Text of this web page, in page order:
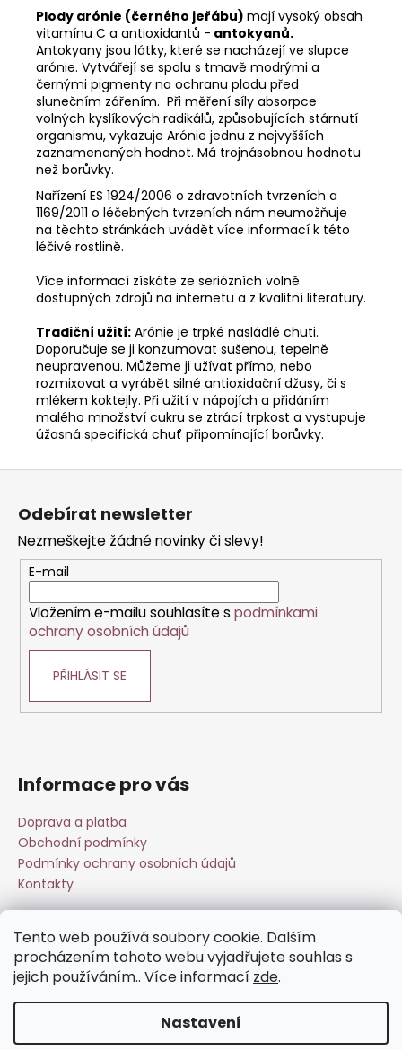
Tento web používá soubory cookie. Dalším
procházením tohoto webu vyjadřujete souhlas s
jejich používáním.. Více informací zde.
Nastavení
Plody arónie (černého jeřábu) mají vysoký obsah
vitamínu C a antioxidantů - antokyanů.
Antokyany jsou látky, které se nacházejí ve slupce
arónie. Vytvářejí se spolu s tmavě modrými a
černými pigmenty na ochranu plodu před
slunečním zářením. Při měření síly absorpce
volných kyslíkových radikálů, způsobujících stárnutí
organismu, vykazuje Arónie jednu z nejvyšších
zaznamenaných hodnot. Má trojnásobnou hodnotu
než borůvky.
Nařízení ES 1924/2006 o zdravotních tvrzeních a
1169/2011 o léčebných tvrzeních nám neumožňuje
na těchto stránkách uvádět více informací k této
léčivé rostlině.
Více informací získáte ze seriózních volně
dostupných zdrojů na internetu a z kvalitní literatury.
Tradiční užití: Arónie je trpké nasládlé chuti.
Doporučuje se ji konzumovat sušenou, tepelně
neupravenou. Můžeme ji užívat přímo, nebo
rozmixovat a vyrábět silné antioxidační džusy, či s
mlékem koktejly. Při užití v nápojích a přidáním
malého množství cukru se ztrácí trpkost a vystupuje
úžasná specifická chuť připomínající borůvky.
Z
Odebírat newsletter
Nezmeškejte žádné novinky či slevy!
E-mail
Vložením e-mailu souhlasíte s podmínkami
ochrany osobních údajů
PŘIHLÁSIT SE
Informace pro vás
Doprava a platba
Obchodní podmínky
Podmínky ochrany osobních údajů
Kontakty
Přijímáme online platby